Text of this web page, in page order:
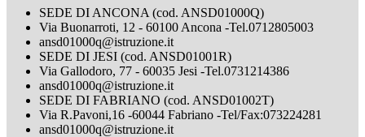
SEDE DI ANCONA (cod. ANSD01000Q)
Via Buonarroti, 12 - 60100 Ancona -Tel.0712805003
ansd01000q@istruzione.it
SEDE DI JESI (cod. ANSD01001R)
Via Gallodoro, 77 - 60035 Jesi -Tel.0731214386
ansd01000q@istruzione.it
SEDE DI FABRIANO (cod. ANSD01002T)
Via R.Pavoni,16 -60044 Fabriano -Tel/Fax:073224281
ansd01000q@istruzione.it